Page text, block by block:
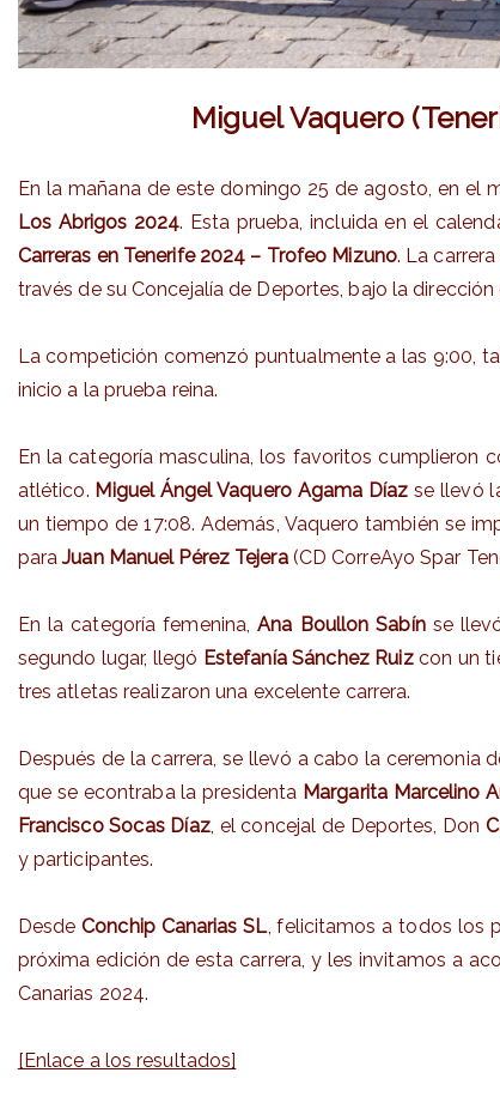
Miguel Vaquero
En la mañana de este domingo 25 de agosto, en el
Los Abrigos 2024. Esta prueba, incluida en el
Carreras en Tenerife 2024 – Trofeo Mizuno. La
través de su Concejalía de Deportes, bajo la
La competición comenzó puntualmente a las 9:00,
inicio a la prueba reina.
En la categoría masculina, los favoritos cumplieron
atlético. Miguel Ángel Vaquero Agama Díaz se llevó
un tiempo de 17:08. Además, Vaquero también se
paraJuan Manuel Pérez Tejera(CD CorreAyo Spar
En la categoría femenina,Ana Boullon Sabínse
segundo lugar, llegó Estefanía Sánchez Ruizcon un
tres atletas realizaron una excelente carrera.
Después de la carrera, se llevó a cabo la ceremonia
que se econtraba la presidenta Margarita Marcelino
Francisco Socas Díaz, el concejal de Deportes, Don
y participantes.
DesdeConchip Canarias SL, felicitamos a todos los
próxima edición de esta carrera, y les invitamos a
Canarias 2024.
[Enlace a los resultados]